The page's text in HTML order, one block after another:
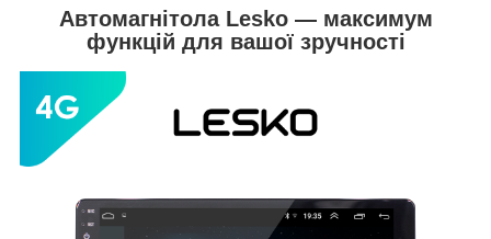
Автомагнітола Lesko — максимум
функцій для вашої зручності